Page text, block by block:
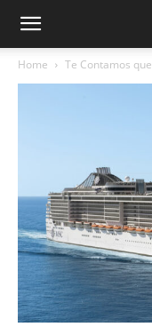
Home Te Contamos que